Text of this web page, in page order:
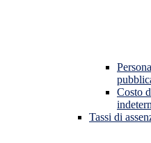
Costo
Tassi di